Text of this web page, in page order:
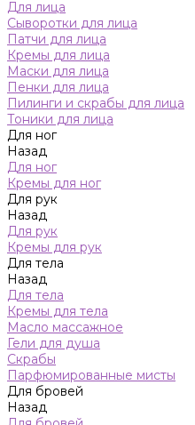
Для лица
Сыворотки для лица
Патчи для лица
Кремы для лица
Маски для лица
Пенки для лица
Пилинги и скрабы для лица
Тоники для лица
Для ног
Назад
Для ног
Кремы для ног
Для рук
Назад
Для рук
Кремы для рук
Для тела
Назад
Для тела
Кремы для тела
Масло массажное
Гели для душа
Скрабы
Парфюмированные мисты
Для бровей
Назад